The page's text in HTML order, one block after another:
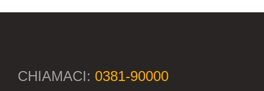
CHIAMACI: 0381-90000